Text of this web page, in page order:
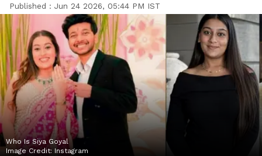
Published : Jun 24 2026, 05:44 PM IST
Who Is Siya Goyal
Image Credit: Instagram